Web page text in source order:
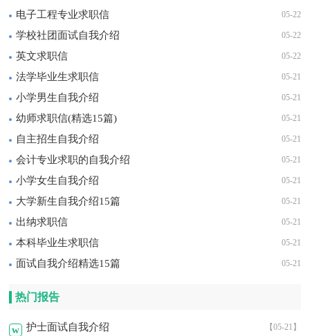
05-22
电子工程专业求职信
05-22
学校社团面试自我介绍
05-22
英文求职信
05-21
法学毕业生求职信
05-21
小学男生自我介绍
05-21
幼师求职信(精选15篇)
05-21
自主招生自我介绍
05-21
会计专业求职的自我介绍
05-21
小学女生自我介绍
05-21
大学新生自我介绍15篇
05-21
出纳求职信
05-21
本科毕业生求职信
05-21
面试自我介绍精选15篇
热门报告
w 【05-21】
护士面试自我介绍